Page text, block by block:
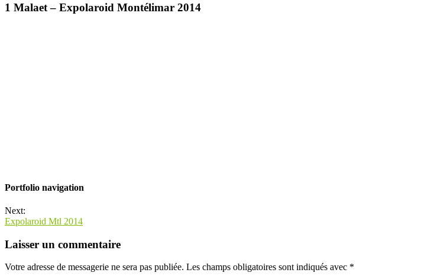
1 Malaet – Expolaroid Montélimar 2014
Portfolio navigation
Next:
Expolaroid Mtl 2014
Laisser un commentaire
Votre adresse de messagerie ne sera pas publiée. Les champs obligatoires sont indiqués avec *